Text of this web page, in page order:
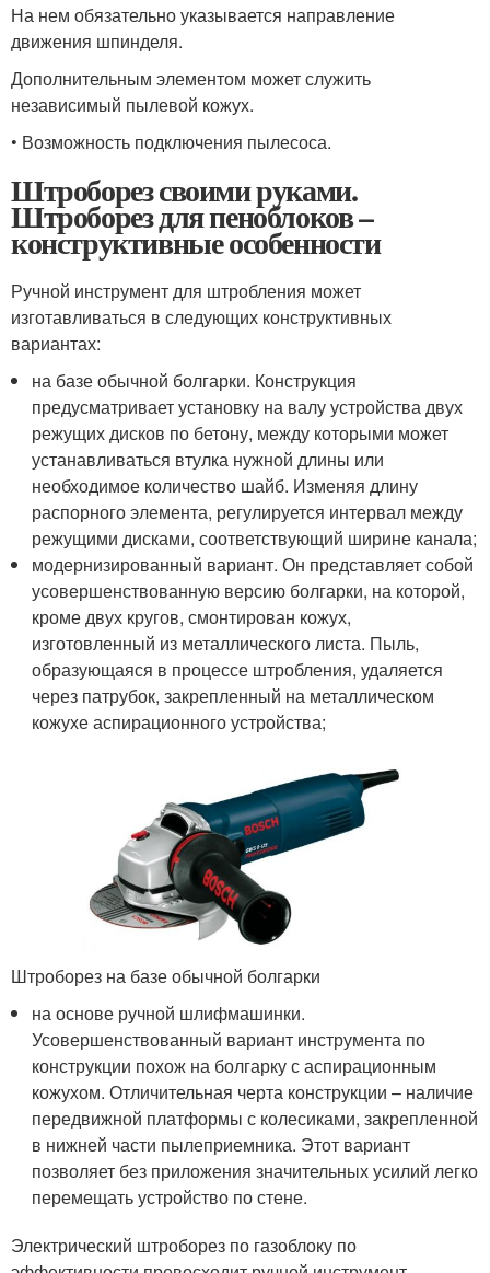
На нем обязательно указывается направление
движения шпинделя.
Дополнительным элементом может служить
независимый пылевой кожух.
• Возможность подключения пылесоса.
Штроборез своими руками.
Штроборез для пеноблоков –
конструктивные особенности
Ручной инструмент для штробления может
изготавливаться в следующих конструктивных
вариантах:
на базе обычной болгарки. Конструкция
предусматривает установку на валу устройства двух
режущих дисков по бетону, между которыми может
устанавливаться втулка нужной длины или
необходимое количество шайб. Изменяя длину
распорного элемента, регулируется интервал между
режущими дисками, соответствующий ширине канала;
модернизированный вариант. Он представляет собой
усовершенствованную версию болгарки, на которой,
кроме двух кругов, смонтирован кожух,
изготовленный из металлического листа. Пыль,
образующаяся в процессе штробления, удаляется
через патрубок, закрепленный на металлическом
кожухе аспирационного устройства;
Штроборез на базе обычной болгарки
на основе ручной шлифмашинки.
Усовершенствованный вариант инструмента по
конструкции похож на болгарку с аспирационным
кожухом. Отличительная черта конструкции – наличие
передвижной платформы с колесиками, закрепленной
в нижней части пылеприемника. Этот вариант
позволяет без приложения значительных усилий легко
перемещать устройство по стене.
Электрический штроборез по газоблоку по